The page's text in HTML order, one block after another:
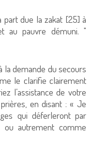
due la zakat [25] à
au pauvre démuni. "
la demande du secours
le clarifie clairement
l’assistance de votre
en disant : « Je
qui déferleront par
autrement comme